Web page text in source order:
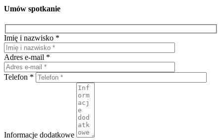
Umów spotkanie
Imię i nazwisko *
Adres e-mail *
Telefon *
Informacje dodatkowe